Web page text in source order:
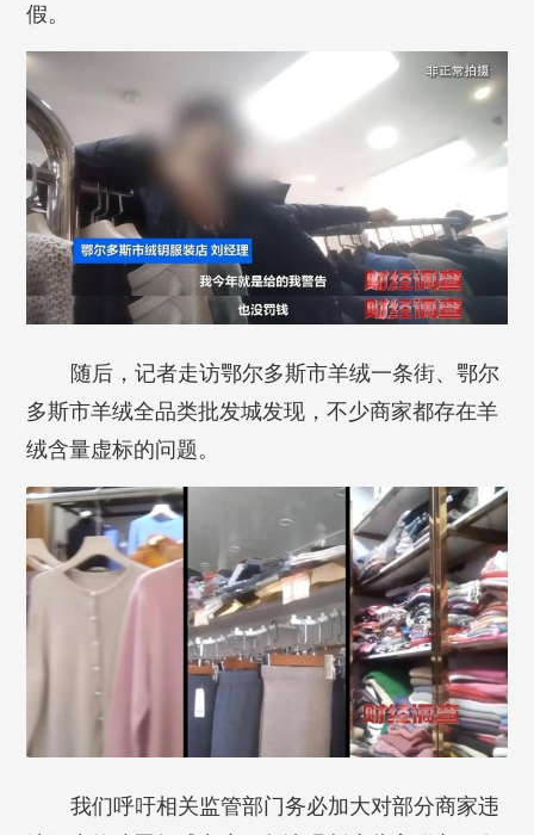
假。
随后，记者走访鄂尔多斯市羊绒一条街、鄂尔
多斯市羊绒全品类批发城发现，不少商家都存在羊
绒含量虚标的问题。
我们呼吁相关监管部门务必加大对部分商家违